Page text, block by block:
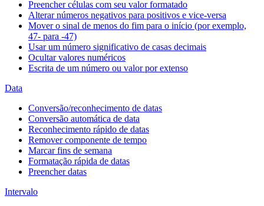
Preencher células com seu valor formatado
Alterar números negativos para positivos e vice-versa
Mover o sinal de menos do fim para o início (por exemplo,
47- para -47)
Usar um número significativo de casas decimais
Ocultar valores numéricos
Escrita de um número ou valor por extenso
Data
Conversão/reconhecimento de datas
Conversão automática de data
Reconhecimento rápido de datas
Remover componente de tempo
Marcar fins de semana
Formatação rápida de datas
Preencher datas
Intervalo